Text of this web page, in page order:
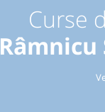
Curse